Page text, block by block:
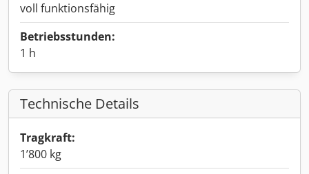
voll funktionsfähig
Betriebsstunden:
1 h
Technische Details
Tragkraft:
1’800 kg